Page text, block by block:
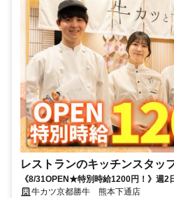
レストランのキッチンスタッ
《8/31OPEN★特別時給1200円！》週2
タイムも大歓迎！心機一転お仕事始めま
牛カツ京都勝牛 熊本下通店